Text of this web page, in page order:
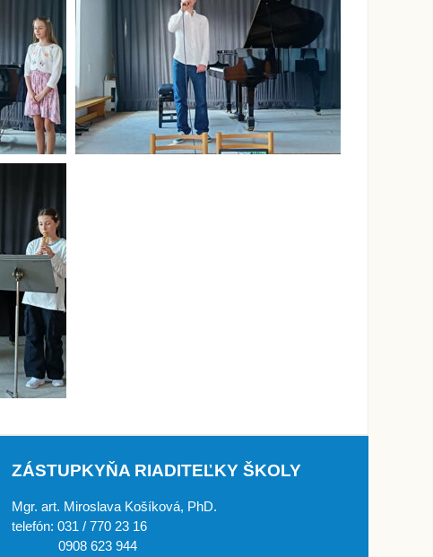
ZÁSTUPKYŇA RIADITEĽKY ŠKOLY
Mgr. art. Miroslava Košíková, PhD.
telefón: 031 / 770 23 16
0908 623 944